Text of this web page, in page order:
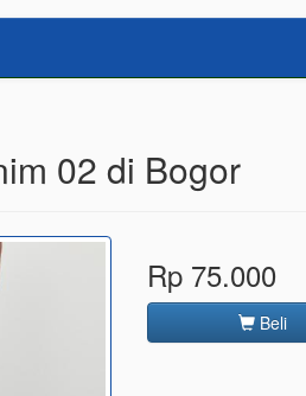
02 di Bogor
Rp 75.000
Beli